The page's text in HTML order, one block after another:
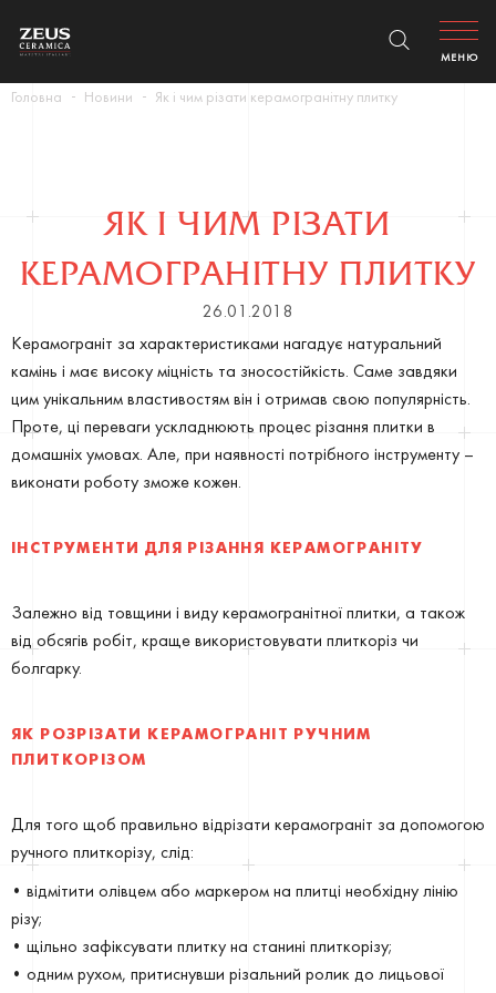
Головна Новини Як і чим різати керамогранітну плитку
МЕНЮ
ЯК І ЧИМ РІЗАТИ
КЕРАМОГРАНІТНУ ПЛИТКУ
26.01.2018
Керамограніт за характеристиками нагадує натуральний
камінь і має високу міцність та зносостійкість. Саме завдяки
цим унікальним властивостям він і отримав свою популярність.
Проте, ці переваги ускладнюють процес різання плитки в
домашніх умовах. Але, при наявності потрібного інструменту –
виконати роботу зможе кожен.
ІНСТРУМЕНТИ ДЛЯ РІЗАННЯ КЕРАМОГРАНІТУ
Залежно від товщини і виду керамогранітної плитки, а також
від обсягів робіт, краще використовувати плиткоріз чи
болгарку.
ЯК РОЗРІЗАТИ КЕРАМОГРАНІТ РУЧНИМ
ПЛИТКОРІЗОМ
Для того щоб правильно відрізати керамограніт за допомогою
ручного плиткорізу, слід:
• відмітити олівцем або маркером на плитці необхідну лінію
різу;
• щільно зафіксувати плитку на станині плиткорізу;
• одним рухом, притиснувши різальний ролик до лицьової